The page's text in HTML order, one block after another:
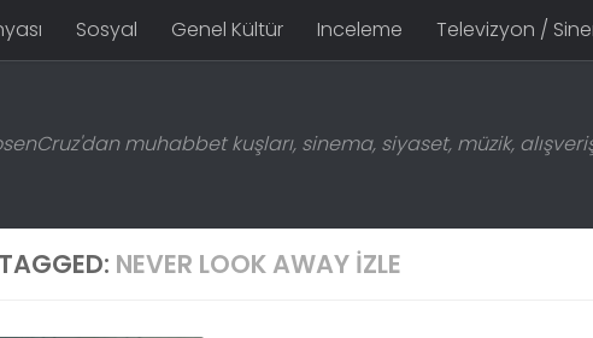
Sosyal Genel Kültür Inceleme Televizyon /
muhabbet kuşları, sinema, siyaset, müzik,
TAGGED: NEVER LOOK AWAY IZLE